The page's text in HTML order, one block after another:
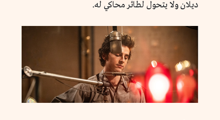
ديلان ولا يتحول لطائر محاكي له.